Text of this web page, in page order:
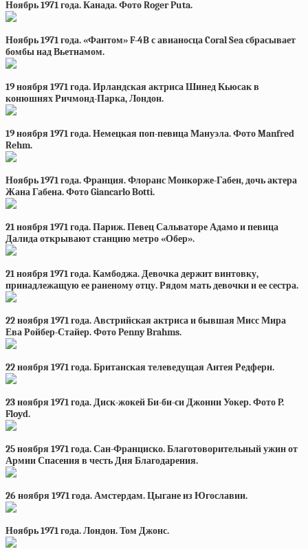
Ноябрь 1971 года. Канада. Фото Roger Puta.
Ноябрь 1971 года. «Фантом» F-4B с авианосца Coral Sea сбрасывает
бомбы над Вьетнамом.
19 ноября 1971 года. Ирландская актриса Шинед Кьюсак в
конюшнях Ричмонд-Парка, Лондон.
19 ноября 1971 года. Немецкая поп-певица Мануэла. Фото Manfred
Rehm.
Ноябрь 1971 года. Франция. Флоранс Монкорже-Габен, дочь актера
Жана Габена. Фото Giancarlo Botti.
21 ноября 1971 года. Париж. Певец Сальваторе Адамо и певица
Далида открывают станцию метро «Обер».
21 ноября 1971 года. Камбоджа. Девочка держит винтовку,
принадлежащую ее раненому отцу. Рядом мать девочки и ее сестра.
22 ноября 1971 года. Австрийская актриса и бывшая Мисс Мира
Ева Ройбер-Стайер. Фото Penny Brahms.
22 ноября 1971 года. Британская телеведущая Антея Редферн.
23 ноября 1971 года. Диск-жокей Би-би-си Джонни Уокер. Фото P.
Floyd.
25 ноября 1971 года. Сан-Франциско. Благотоворительный ужин от
Армии Спасения в честь Дня Благодарения.
26 ноября 1971 года. Амстердам. Цыгане из Югославии.
Ноябрь 1971 года. Лондон. Том Джонс.